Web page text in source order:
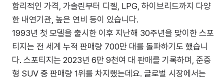
합리적인 가격, 가솔린부터 디젤, LPG, 하이브리드까지 다양
한 내연기관, 높은 연비 등이 있습니다.
1993년 첫 모델을 출시한 이후 지난해 30주년을 맞이한 스포
티지는 전 세계 누적 판매량 700만 대를 돌파하기도 했습니
다. 스포티지는 2023년 6만 9천여 대 판매를 기록하며, 준중
형 SUV 중 판매량 1위를 차지했는데요. 글로벌 시장에서는